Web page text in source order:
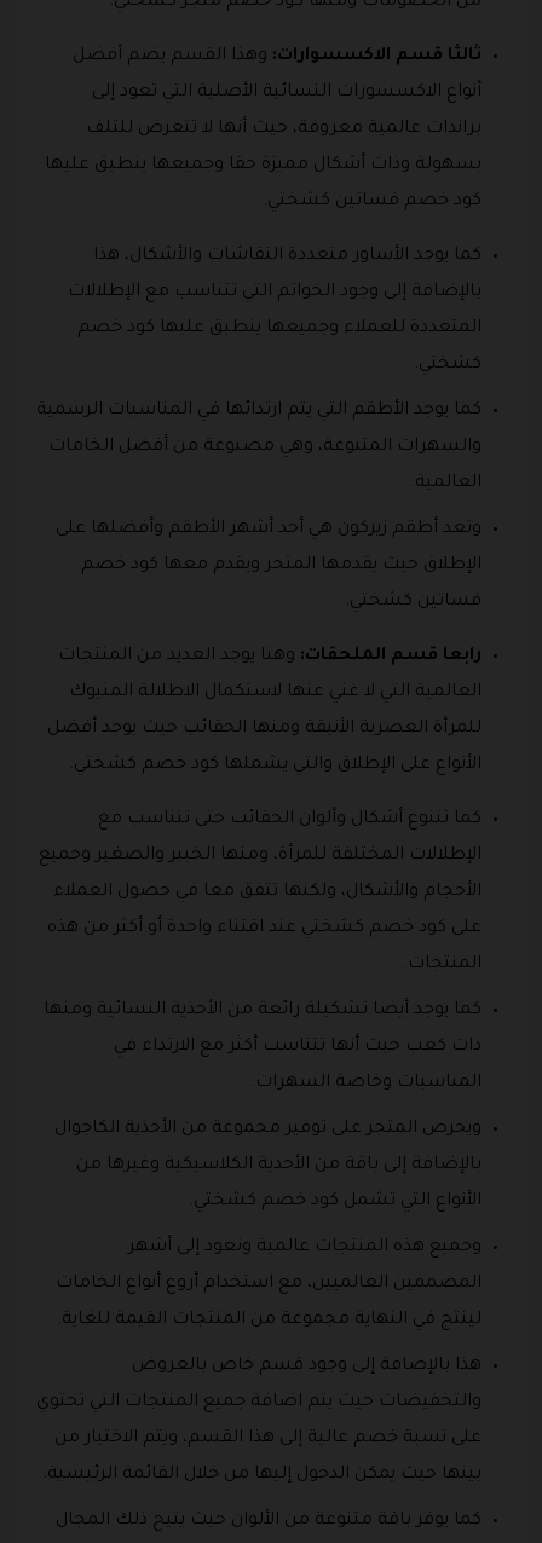
ثالثا قسم الاكسسوارات: وهذا القسم يضم أفضل
أنواع الاكسسورات النسائية الأصلية التي تعود إلى
براندات عالمية معروفة، حيث أنها لا تتعرض للتلف
بسهولة وذات أشكال مميزة حقا وجميعها ينطبق عليها
كود خصم فساتين كشختي.
كما يوجد الأساور متعددة النقاشات والأشكال، هذا
بالإضافة إلى وجود الخواتم التي تتناسب مع الإطلالات
المتعددة للعملاء وجميعها ينطبق عليها كود خصم
كشختي.
كما يوجد الأطقم التي يتم ارتدائها في المناسبات الرسمية
والسهرات المتنوعة، وهي مصنوعة من أفضل الخامات
العالمية.
وتعد أطقم زيركون هي أحد أشهر الأطقم وأفضلها على
الإطلاق حيث يقدمها المتجر ويقدم معها كود خصم
فساتين كشختي.
رابعا قسم الملحقات: وهنا يوجد العديد من المنتجات
العالمية التي لا غني عنها لاستكمال الاطلالة المنيوك
للمرأة العصرية الأنيقة ومنها الحقائب حيث يوجد أفضل
الأنواع على الإطلاق والتي يشملها كود خصم كشختي.
كما تتنوع أشكال وألوان الحقائب حتى تتناسب مع
الإطلالات المختلفة للمرأة، ومنها الخبير والصغير وجميع
الأحجام والأشكال، ولكنها تتفق معا في حصول العملاء
على كود خصم كشختي عند اقتناء واحدة أو أكثر من هذه
المنتجات.
كما يوجد أيضا تشكيلة رائعة من الأحذية النسائية ومنها
ذات كعب حيث أنها تتناسب أكثر مع الارتداء في
المناسبات وخاصة السهرات.
ويحرص المتجر على توفير مجموعة من الأحذية الكاجوال
بالإضافة إلى باقة من الأحذية الكلاسيكية وغيرها من
الأنواع التي تشمل كود خصم كشختي.
وجميع هذه المنتجات عالمية وتعود إلى أشهر
المصممين العالميين، مع استخدام أروع أنواع الخامات
لينتج في النهاية مجموعة من المنتجات القيمة للغاية.
هذا بالإضافة إلى وجود قسم خاص بالعروض
والتخفيضات حيث يتم اضافة جميع المنتجات التي تحتوي
على نسبة خصم عالية إلى هذا القسم، ويتم الاختيار من
بينها حيث يمكن الدخول إليها من خلال القائمة الرئيسية.
كما يوفر باقة متنوعة من الألوان حيث يتيح ذلك المجال